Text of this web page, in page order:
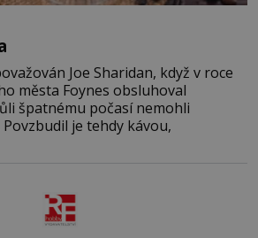
Joe Sharidan, když v roce
města Foynes obsluhoval
špatnému počasí nemohli
pokračovat v cestě. Povzbudil je tehdy kávou,